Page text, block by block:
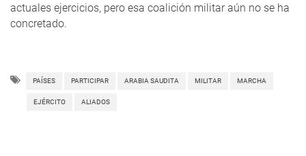
actuales ejercicios, pero esa coalición militar aún no se ha
concretado.
PAÍSES PARTICIPAR ARABIA SAUDITA MILITAR MARCHA
EJÉRCITO ALIADOS